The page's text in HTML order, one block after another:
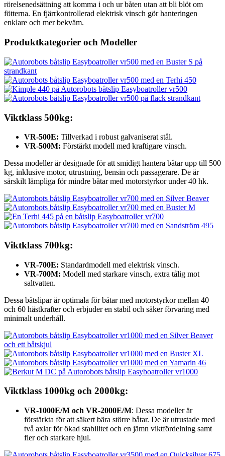
rörelsenedsättning att komma i och ur båten utan att bli blöt om
fötterna. En fjärrkontrollerad elektrisk vinsch gör hanteringen
enklare och mer bekväm.
Produktkategorier och Modeller
Viktklass 500kg:
VR-500E: Tillverkad i robust galvaniserat stål.
VR-500M: Förstärkt modell med kraftigare vinsch.
Dessa modeller är designade för att smidigt hantera båtar upp till 500
kg, inklusive motor, utrustning, bensin och passagerare. De är
särskilt lämpliga för mindre båtar med motorstyrkor under 40 hk.
Viktklass 700kg:
VR-700E: Standardmodell med elektrisk vinsch.
VR-700M: Modell med starkare vinsch, extra tålig mot
saltvatten.
Dessa båtslipar är optimala för båtar med motorstyrkor mellan 40
och 60 hästkrafter och erbjuder en stabil och säker förvaring med
minimalt underhåll.
Viktklass 1000kg och 2000kg:
VR-1000E/M och VR-2000E/M: Dessa modeller är
förstärkta för att säkert bära större båtar. De är utrustade med
två axlar för ökad stabilitet och en jämn viktfördelning samt
fler och starkare hjul.